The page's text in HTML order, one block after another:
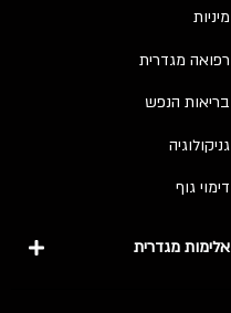
מיניות
רפואה מגדרית
בריאות הנפש
גניקולוגיה
דימוי גוף
אלימות מגדרית